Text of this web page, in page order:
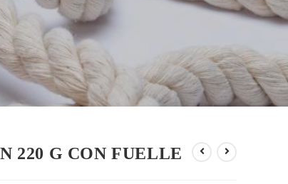
220 G CON FUELLE